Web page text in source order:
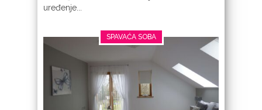
uređenje...
SPAVAĆA SOBA